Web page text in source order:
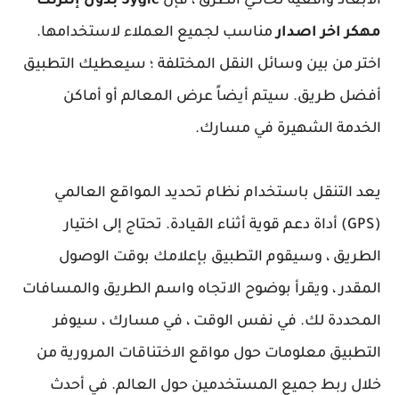
مهكر اخر اصدارمناسب لجميع العملاء لاستخدامها.
اختر من بين وسائل النقل المختلفة ؛ سيعطيك التطبيق
أفضل طريق. سيتم أيضاً عرض المعالم أو أماكن
الخدمة الشهيرة في مسارك.
يعد التنقل باستخدام نظام تحديد المواقع العالمي
(GPS) أداة دعم قوية أثناء القيادة. تحتاج إلى اختيار
الطريق ، وسيقوم التطبيق بإعلامك بوقت الوصول
المقدر ، ويقرأ بوضوح الاتجاه واسم الطريق والمسافات
المحددة لك. في نفس الوقت ، في مسارك ، سيوفر
التطبيق معلومات حول مواقع الاختناقات المرورية من
خلال ربط جميع المستخدمين حول العالم. في أحدث